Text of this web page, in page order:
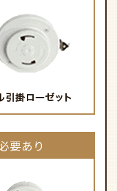
要あり